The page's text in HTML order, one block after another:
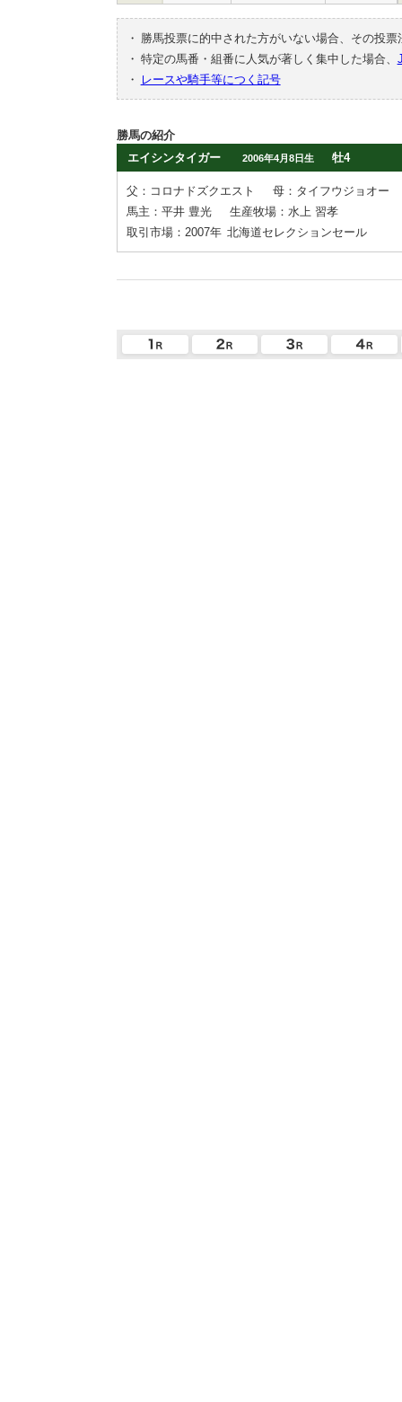
・
勝馬投票に的中された方がいない場合、その投
・ 特定の馬番・組番に人気が著しく集中した場合、
・
レースや騎手等につく記号
勝馬の紹介
エイシンタイガー
2006年4月8日生 牡4
父：コロナドズクエスト
母：タイフウジョオー
馬主：平井 豊光
生産牧場：水上 習孝
取引市場：2007年 北海道セレクションセール